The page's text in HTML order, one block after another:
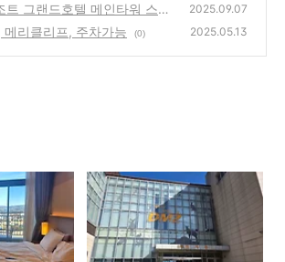
트 그랜드호텔 메인타워 스탠
후기
(0)
2025.09.07
메리클리프, 주차가능 (0) 2025.05.13